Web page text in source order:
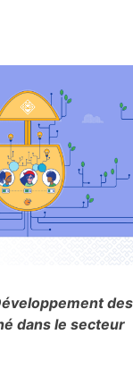
des
dans le secteur